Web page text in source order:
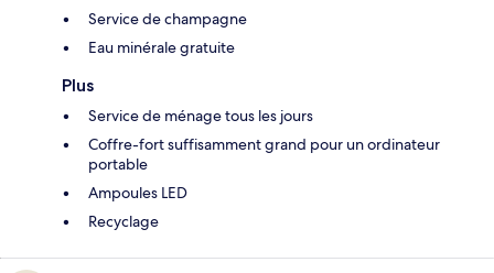
Service de champagne
Eau minérale gratuite
Plus
Service de ménage tous les jours
Coffre-fort suffisamment grand pour un ordinateur
portable
Ampoules LED
Recyclage